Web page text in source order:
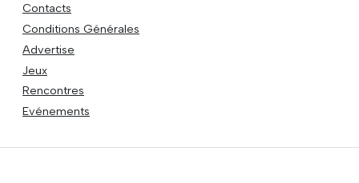
Contacts
Conditions Générales
Advertise
Jeux
Rencontres
Evénements